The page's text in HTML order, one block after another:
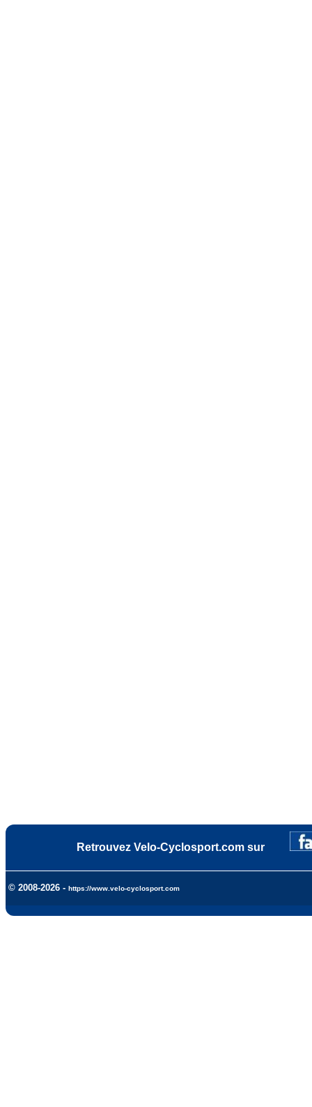
Retrouvez Velo-Cyclosport.com sur
© 2008-2026 - https://www.velo-cyclosport.com